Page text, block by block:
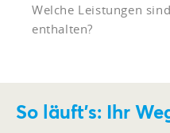
Welche Leistungen
enthalten?
So läuft's: Ihr